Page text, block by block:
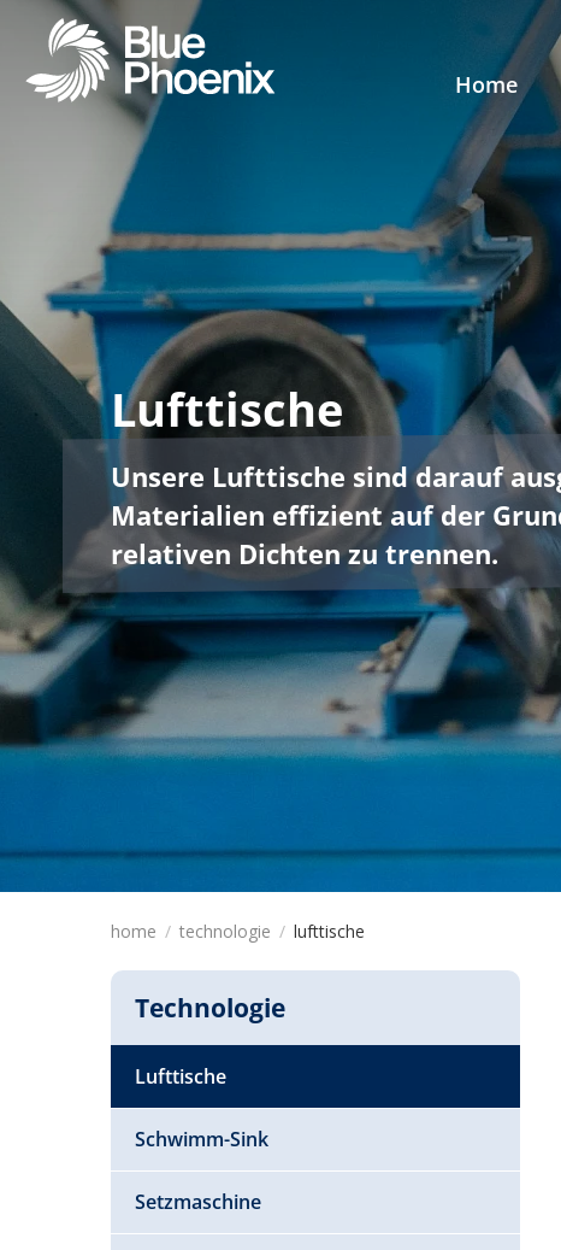
Home
Lufttische
Unsere Lufttische sind darauf
Materialien effizient auf der
relativen Dichten zu trennen.
home technologie lufttische
Technologie
Lufttische
Schwimm-Sink
Setzmaschine